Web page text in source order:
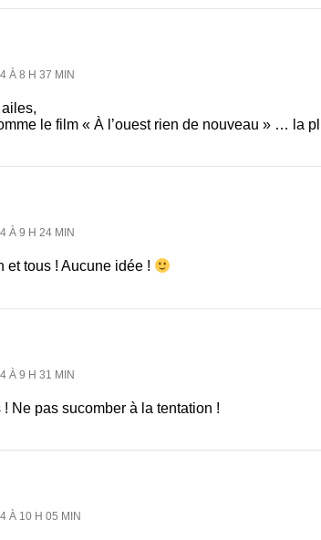
À 8 H 37 MIN
le film « À l’ouest rien de nouveau » … la
À 9 H 24 MIN
et tous ! Aucune idée !
À 9 H 31 MIN
Ne pas sucomber à la tentation !
À 10 H 05 MIN